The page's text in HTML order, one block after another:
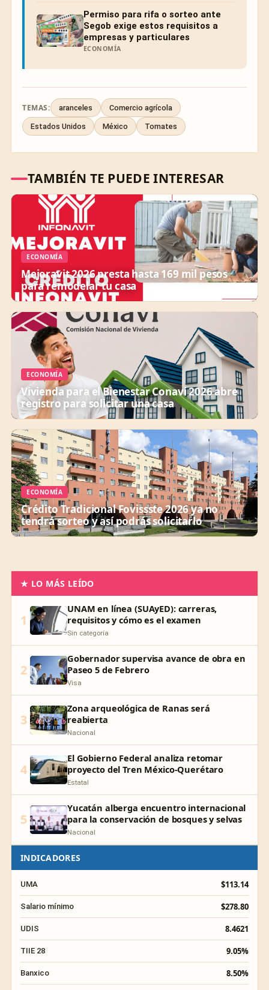
Permiso para rifa o sorteo ante
Segob exige estos requisitos a
empresas y particulares
ECONOMÍA
TEMAS: aranceles Comercio agrícola
Estados Unidos México Tomates
TAMBIÉN TE PUEDE INTERESAR
ECONOMÍA
Mejoravit 2026 presta hasta 169 mil pesos
para remodelar tu casa
ECONOMÍA
Vivienda para el Bienestar Conavi 2026 abre
registro para solicitar una casa
ECONOMÍA
Crédito Tradicional Fovissste 2026 ya no
tendrá sorteo y así podrás solicitarlo
★ LO MÁS LEÍDO
1
UNAM en línea (SUAyED): carreras,
requisitos y cómo es el examen
Sin categoría
2
Gobernador supervisa avance de obra en
Paseo 5 de Febrero
Visa
3
Zona arqueológica de Ranas será
reabierta
Nacional
4
El Gobierno Federal analiza retomar
proyecto del Tren México-Querétaro
Estatal
5
Yucatán alberga encuentro internacional
para la conservación de bosques y selvas
Nacional
INDICADORES
UMA $113.14
Salario mínimo $278.80
UDIS 8.4621
TIIE 28 9.05%
Banxico 8.50%